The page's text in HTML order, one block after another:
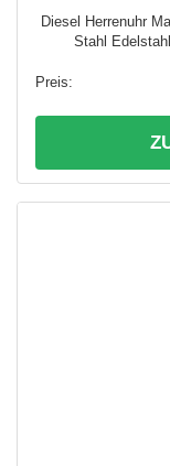
Diesel Herrenuhr
Stahl